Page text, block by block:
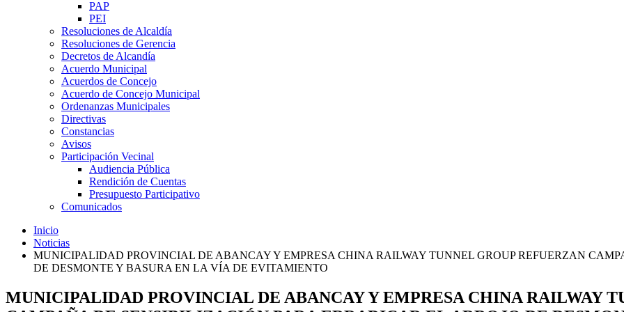
PAP
PEI
Resoluciones de Alcaldía
Resoluciones de Gerencia
Decretos de Alcandía
Acuerdo Municipal
Acuerdos de Concejo
Acuerdo de Concejo Municipal
Ordenanzas Municipales
Directivas
Constancias
Avisos
Participación Vecinal
Audiencia Pública
Rendición de Cuentas
Presupuesto Participativo
Comunicados
Inicio
Noticias
MUNICIPALIDAD PROVINCIAL DE ABANCAY Y EMPRESA CHINA RAILWAY TUNNEL GROUP REFUERZAN
DE DESMONTE Y BASURA EN LA VÍA DE EVITAMIENTO
MUNICIPALIDAD PROVINCIAL DE ABANCAY Y EMPRESA CHINA RAILWAY